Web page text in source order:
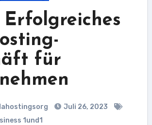
Erfolgreiches
für
Juli 26, 2023
1und1